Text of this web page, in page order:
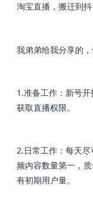
淘宝直播，搬迁到抖
我弟弟给我分享的
1.准备工作：新号
获取直播权限。
2.日常工作：每天
频内容数量第一，
有初期用户量。